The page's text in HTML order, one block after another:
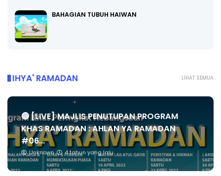
BAHAGIAN TUBUH HAIWAN
LIHAT SEMUA
IHYA' RAMADAN
🔴 [LIVE] MAJLIS PENUTUPAN PROGRAM
KHAS RAMADAN : AHLAN YA RAMADAN
#06...
Unknown 4 tahun yang lalu